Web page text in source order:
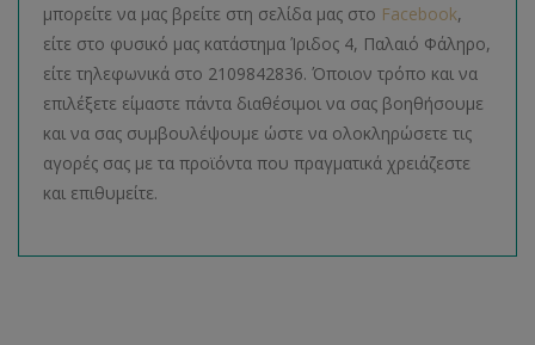
μπορείτε να μας βρείτε στη σελίδα μας στο Facebook,
είτε στο φυσικό μας κατάστημα Ίριδος 4, Παλαιό Φάληρο,
είτε τηλεφωνικά στο 2109842836. Όποιον τρόπο και να
επιλέξετε είμαστε πάντα διαθέσιμοι να σας βοηθήσουμε
και να σας συμβουλέψουμε ώστε να ολοκληρώσετε τις
αγορές σας με τα προϊόντα που πραγματικά χρειάζεστε
και επιθυμείτε.